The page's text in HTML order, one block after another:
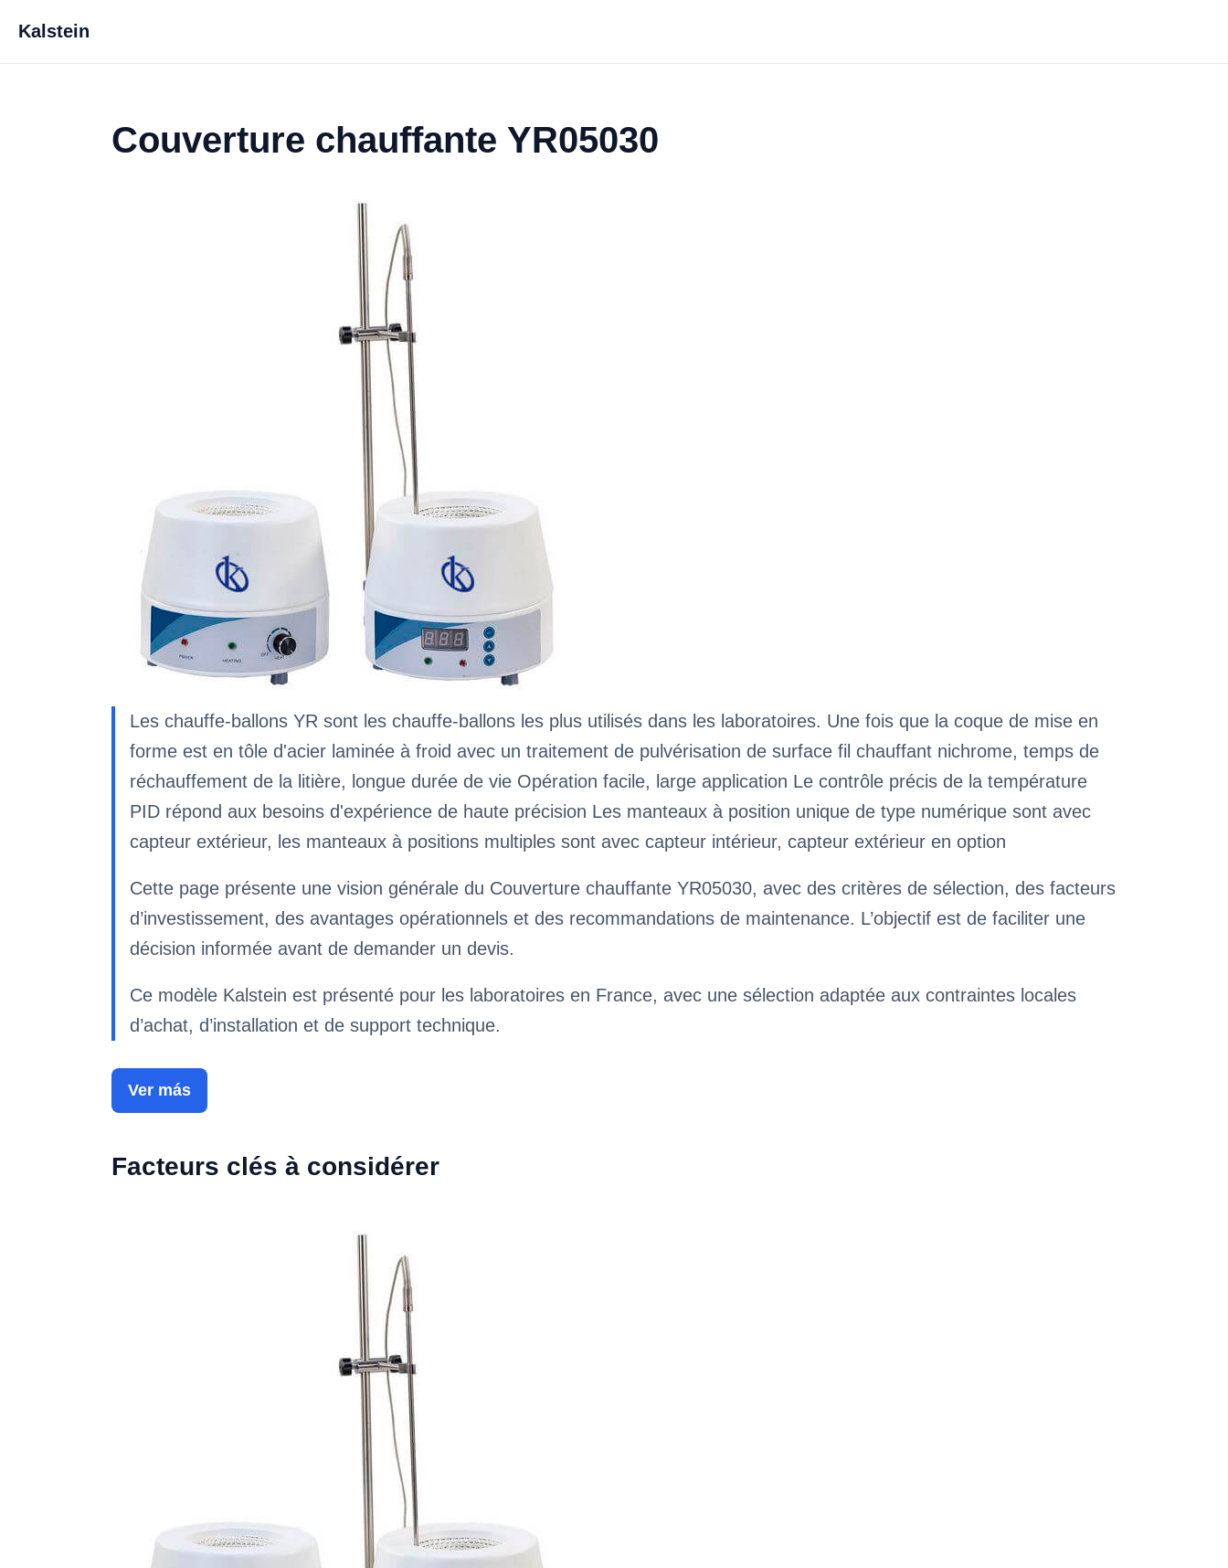
Kalstein
Couverture chauffante YR05030
Les chauffe-ballons YR sont les chauffe-ballons les plus utilisés dans les laboratoires. Une fois que la coque de mise en
forme est en tôle d'acier laminée à froid avec un traitement de pulvérisation de surface fil chauffant nichrome, temps de
réchauffement de la litière, longue durée de vie Opération facile, large application Le contrôle précis de la température
PID répond aux besoins d'expérience de haute précision Les manteaux à position unique de type numérique sont avec
capteur extérieur, les manteaux à positions multiples sont avec capteur intérieur, capteur extérieur en option
Cette page présente une vision générale du Couverture chauffante YR05030, avec des critères de sélection, des facteurs
d’investissement, des avantages opérationnels et des recommandations de maintenance. L’objectif est de faciliter une
décision informée avant de demander un devis.
Ce modèle Kalstein est présenté pour les laboratoires en France, avec une sélection adaptée aux contraintes locales
d’achat, d’installation et de support technique.
Ver más
Facteurs clés à considérer